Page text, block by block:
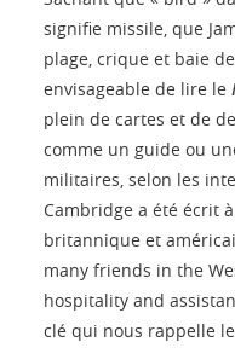
signifie missile, que
plage, crique et baie
envisageable de lire le
plein de cartes et de
comme un guide ou
militaires, selon les
Cambridge a été écrit
britannique et
many friends in the
hospitality and
clé qui nous rappelle le